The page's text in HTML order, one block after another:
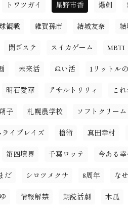
トワツガイ 星野市香 爆剣
観戦 雑賀孫市 結城友奈 結
閉ざステ スイカゲーム MBTI
未来活 ぬい活 1リットル
明石愛華 アサルトリリィ こ
子 札幌農学校 ソフトクリーム
ライブレイズ 槍術 真田幸村
第四境界 千葉ロッテ 今ある
だ シロツメクサ 8周年 な
情報解禁 朗読活劇 木瓜